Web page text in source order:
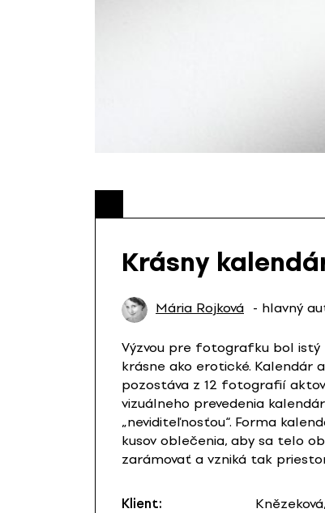
Krásny
Mária Rojková - hlavný
Výzvou pre fotografku bol istý
krásne ako erotické. Kalendár
pozostáva z 12 fotografií
vizuálneho prevedenia
„neviditeľnosťou“. Forma
kusov oblečenia, aby sa telo
zarámovať a vzniká tak
Klient: